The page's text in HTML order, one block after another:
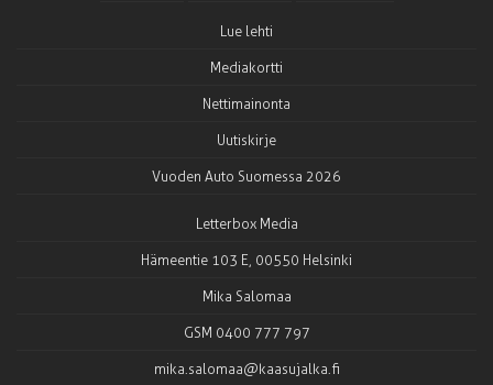
Lue lehti
Mediakortti
Nettimainonta
Uutiskirje
Vuoden Auto Suomessa 2026
Letterbox Media
Hämeentie 103 E, 00550 Helsinki
Mika Salomaa
GSM 0400 777 797
mika.salomaa@kaasujalka.fi